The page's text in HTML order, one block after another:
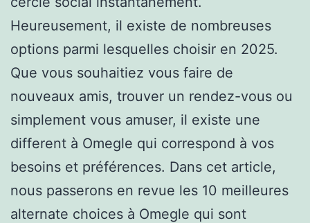
Heureusement, il existe de nombreuses
options parmi lesquelles choisir en 2025.
Que vous souhaitiez vous faire de
nouveaux amis, trouver un rendez-vous ou
simplement vous amuser, il existe une
different à Omegle qui correspond à vos
besoins et préférences. Dans cet article,
nous passerons en revue les 10 meilleures
alternate choices à Omegle qui sont